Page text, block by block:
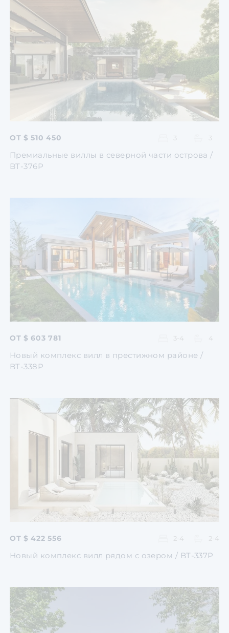
Перейти
Перейти
Перейти
Перейти
Перейти
ОТ $ 510 450 3 3
Премиальные виллы в северной части острова /
BT-376P
Перейти
Перейти
Перейти
Перейти
Перейти
ОТ $ 603 781 3-4 4
Новый комплекс вилл в престижном районе /
BT-338P
Перейти
Перейти
Перейти
Перейти
Перейти
ОТ $ 422 556 2-4 2-4
Новый комплекс вилл рядом с озером / BT-337P